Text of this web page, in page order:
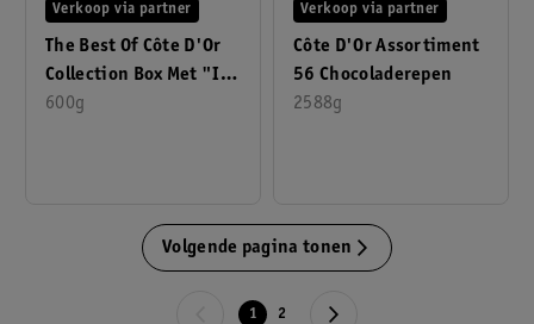
The Best Of Côte D'Or
Collection Box Met "I
Love You" Boodschap
600g
Verkoop via partner
Côte D'Or Assortiment
56 Chocoladerepen
2588g
Verkoop via partner
Volgende pagina tonen
1 2